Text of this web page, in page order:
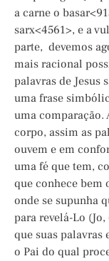
a carne o
sarx<4561>, e a
parte, devemos
mais racional
palavras de Jesus
uma frase
uma comparação.
corpo, assim as
ouvem e em
uma fé que tem,
que conhece bem
onde se supunha
para revelá-Lo
que suas palavras
o Pai do qual